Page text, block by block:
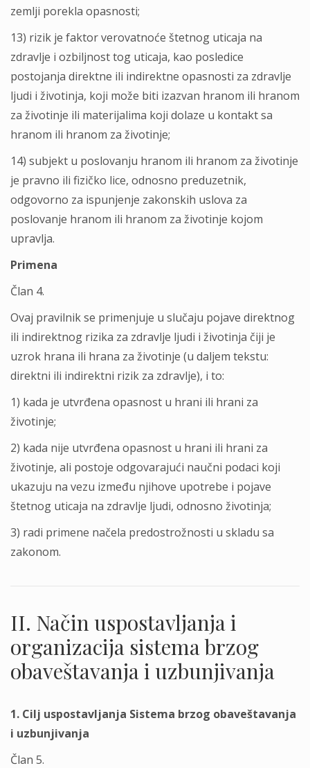
zemlji porekla opasnosti;
13) rizik je faktor verovatnoće štetnog uticaja na
zdravlje i ozbiljnost tog uticaja, kao posledice
postojanja direktne ili indirektne opasnosti za zdravlje
ljudi i životinja, koji može biti izazvan hranom ili hranom
za životinje ili materijalima koji dolaze u kontakt sa
hranom ili hranom za životinje;
14) subjekt u poslovanju hranom ili hranom za životinje
je pravno ili fizičko lice, odnosno preduzetnik,
odgovorno za ispunjenje zakonskih uslova za
poslovanje hranom ili hranom za životinje kojom
upravlja.
Primena
Član 4.
Ovaj pravilnik se primenjuje u slučaju pojave direktnog
ili indirektnog rizika za zdravlje ljudi i životinja čiji je
uzrok hrana ili hrana za životinje (u daljem tekstu:
direktni ili indirektni rizik za zdravlje), i to:
1) kada je utvrđena opasnost u hrani ili hrani za
životinje;
2) kada nije utvrđena opasnost u hrani ili hrani za
životinje, ali postoje odgovarajući naučni podaci koji
ukazuju na vezu između njihove upotrebe i pojave
štetnog uticaja na zdravlje ljudi, odnosno životinja;
3) radi primene načela predostrožnosti u skladu sa
zakonom.
II. Način uspostavljanja i
organizacija sistema brzog
obaveštavanja i uzbunjivanja
1. Cilj uspostavljanja Sistema brzog obaveštavanja
i uzbunjivanja
Član 5.